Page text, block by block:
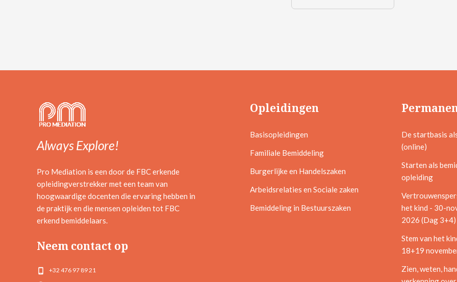
Always Explore!
Pro Mediation is een door de FBC erkende
opleidingverstrekker met een team van
hoogwaardige docenten die ervaring hebben in
de praktijk en die mensen opleiden tot FBC
erkend bemiddelaars.
Neem contact op
+32 476 97 89 21
Opleidingen
Basisopleidingen
Familiale Bemiddeling
Burgerlijke en Handelszaken
Arbeidsrelaties en Sociale zaken
Bemiddeling in Bestuurszaken
De startbasis
(online)
Starten als
opleiding
het kind - 30-
2026 (Dag 3+4)
Stem van het
18+19
Zien, weten,